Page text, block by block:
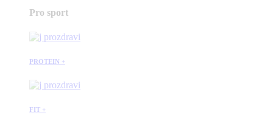
Pro sport
PROTEIN +
FIT +